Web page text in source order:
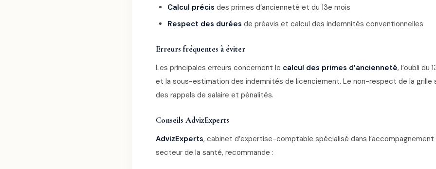
Calcul précis des primes d’ancienneté et du 13e mois
Respect des durées de préavis et calcul des indemnités conventionnelles
Erreurs fréquentes à éviter
Les principales erreurs concernent le calcul des primes d’ancienneté, l’oubli du
et la sous-estimation des indemnités de licenciement. Le non-respect de la grille
des rappels de salaire et pénalités.
Conseils AdvizExperts
AdvizExperts, cabinet d’expertise-comptable spécialisé dans l’accompagnement
secteur de la santé, recommande :